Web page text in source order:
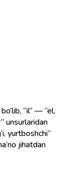
“il” — “el,
unsurlaridan
yurtboshchi”
jihatdan